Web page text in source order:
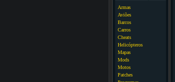
Armas
Aviões
Barcos
Carros
Cheats
Helicópteros
Mapas
Mods
Motos
Patches